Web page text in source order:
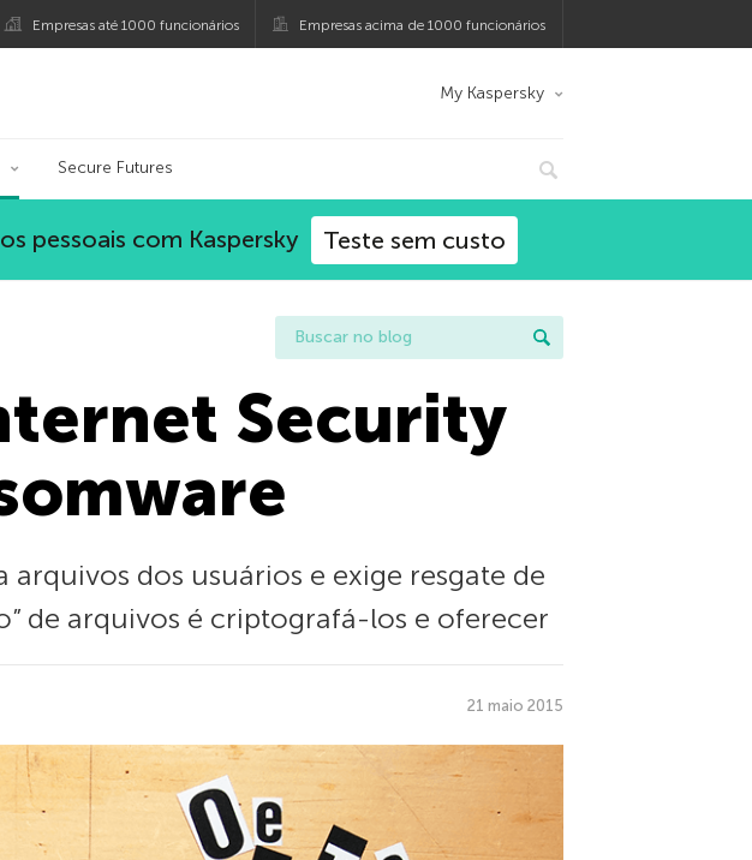
Empresas até 1000 funcionários Empresas acima de 1000 funcionários
My Kaspersky
Secure Futures
pessoais com Kaspersky Teste sem custo
Security
dos usuários e exige resgate de
de arquivos é criptografá-los e oferecer
21 maio 2015